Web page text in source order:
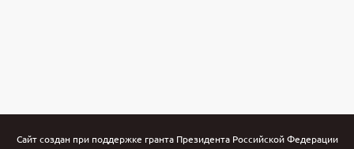
Сайт создан при поддержке гранта Президента Российской Федерации